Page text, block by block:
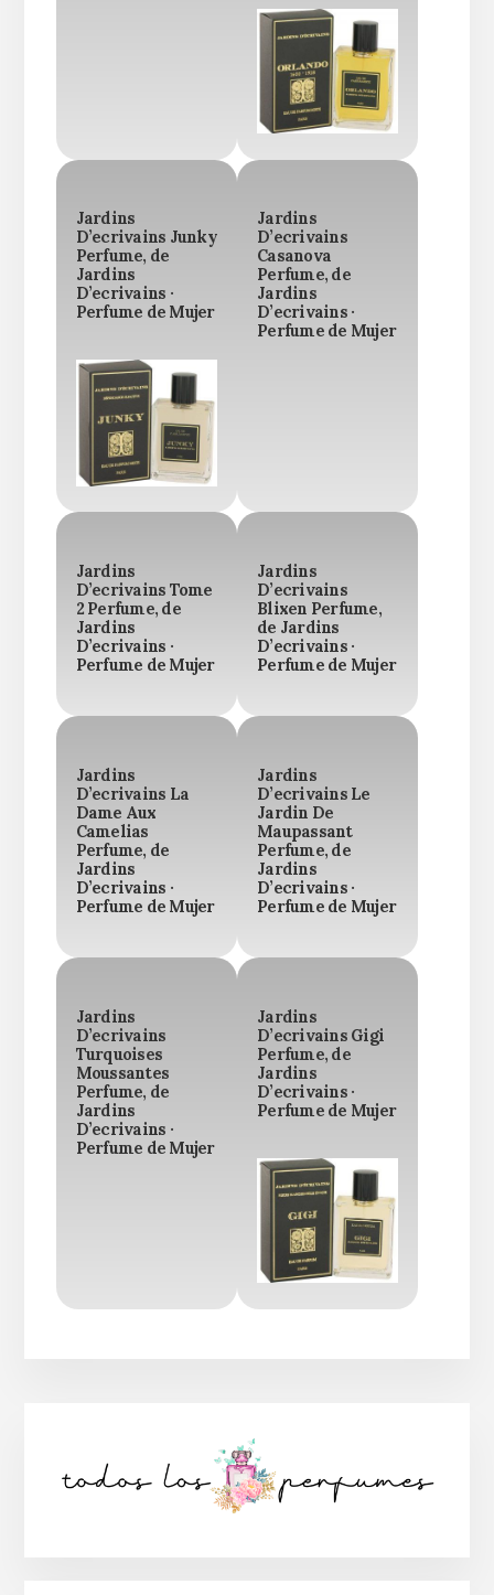
Jardins
D’ecrivains Junky
Perfume, de
Jardins
D’ecrivains ·
Perfume de Mujer
Jardins
D’ecrivains
Casanova
Perfume, de
Jardins
D’ecrivains ·
Perfume de Mujer
Jardins
D’ecrivains Tome
2 Perfume, de
Jardins
D’ecrivains ·
Perfume de Mujer
Jardins
D’ecrivains
Blixen Perfume,
de Jardins
D’ecrivains ·
Perfume de Mujer
Jardins
D’ecrivains La
Dame Aux
Camelias
Perfume, de
Jardins
D’ecrivains ·
Perfume de Mujer
Jardins
D’ecrivains Le
Jardin De
Maupassant
Perfume, de
Jardins
D’ecrivains ·
Perfume de Mujer
Jardins
D’ecrivains
Turquoises
Moussantes
Perfume, de
Jardins
D’ecrivains ·
Perfume de Mujer
Jardins
D’ecrivains Gigi
Perfume, de
Jardins
D’ecrivains ·
Perfume de Mujer
lateral